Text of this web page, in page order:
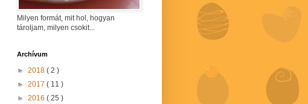
Milyen formát, mit hol, hogyan
tároljam, milyen csokit...
Archívum
► 2018 ( 2 )
► 2017 ( 11 )
► 2016 ( 25 )